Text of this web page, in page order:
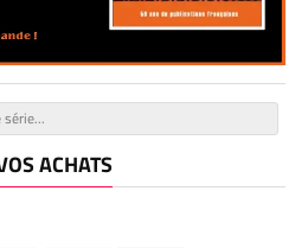
ACHATS